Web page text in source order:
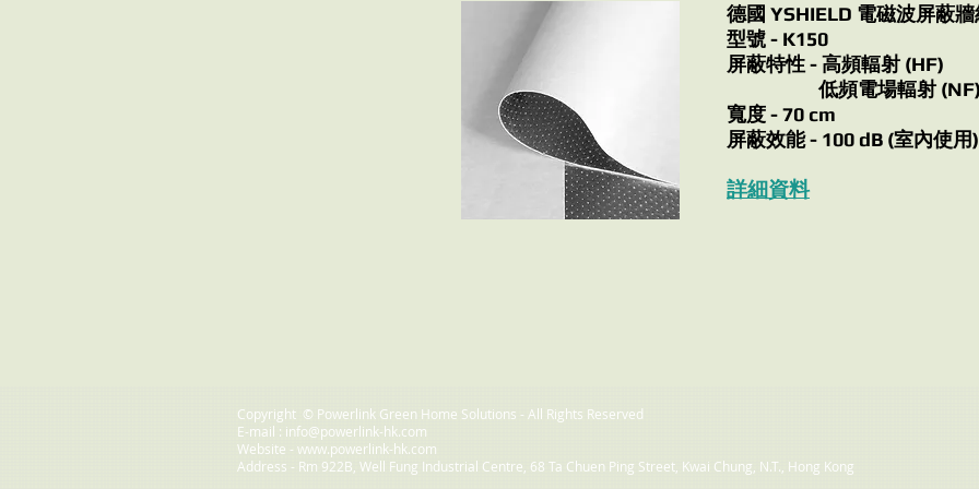
德國 YSHIELD 電磁波屏蔽牆
型號 - K150
屏蔽特性 - 高頻輻射 (HF)
低頻電場輻射
寬度 - 70 cm
屏蔽效能 - 100 dB (室內使用)
詳細資料
Copyright © Powerlink Green Home Solutions - All Rights Reserved
E-mail : info@powerlink-hk.com
Website - www.powerlink-hk.com
Address - Rm 922B, Well Fung Industrial Centre, 68 Ta Chuen Ping Street, Kwai Chung, N.T., Hong Kong